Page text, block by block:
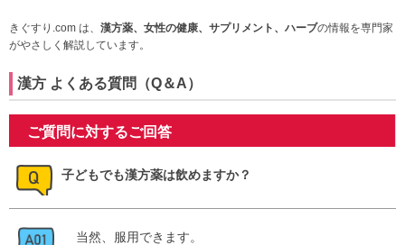
きぐすり.com は、 漢方薬、女性の健康、サプリメント、ハーブの情報を専門家
がやさしく解説しています。
漢方 よくある質問（Q＆A）
ご質問に対するご回答
子どもでも漢方薬は飲めますか？
当然、服用できます。